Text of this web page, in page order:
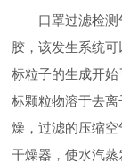
口罩过滤检测
胶，该发生系统
标粒子的生成开
标颗粒物溶于去
燥，过滤的压缩
干燥器，使水汽蒸